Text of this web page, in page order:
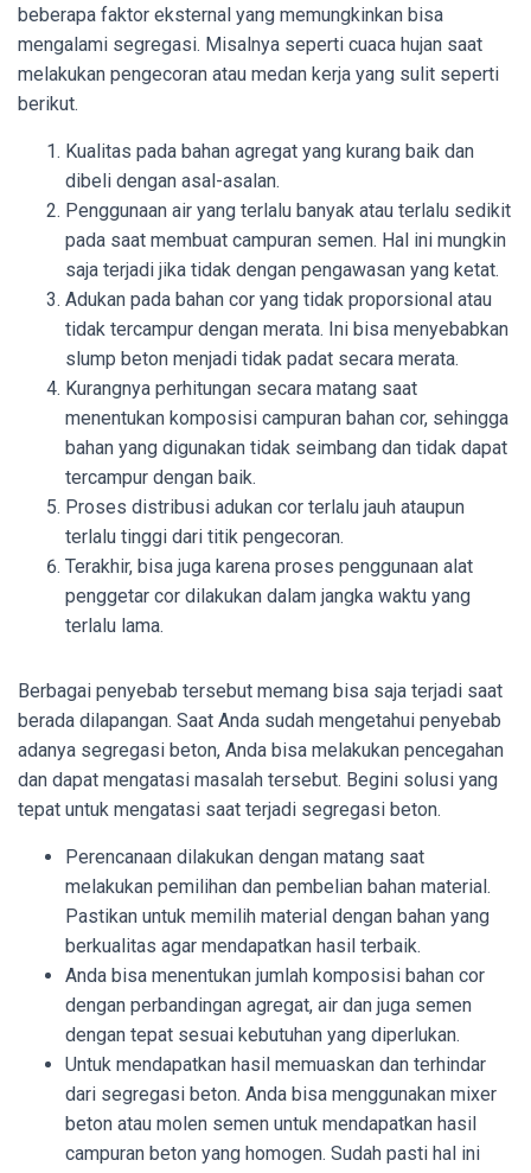
beberapa faktor eksternal yang memungkinkan bisa
mengalami segregasi. Misalnya seperti cuaca hujan saat
melakukan pengecoran atau medan kerja yang sulit seperti
berikut.
Kualitas pada bahan agregat yang kurang baik dan
dibeli dengan asal-asalan.
Penggunaan air yang terlalu banyak atau terlalu sedikit
pada saat membuat campuran semen. Hal ini mungkin
saja terjadi jika tidak dengan pengawasan yang ketat.
Adukan pada bahan cor yang tidak proporsional atau
tidak tercampur dengan merata. Ini bisa menyebabkan
slump beton menjadi tidak padat secara merata.
Kurangnya perhitungan secara matang saat
menentukan komposisi campuran bahan cor, sehingga
bahan yang digunakan tidak seimbang dan tidak dapat
tercampur dengan baik.
Proses distribusi adukan cor terlalu jauh ataupun
terlalu tinggi dari titik pengecoran.
Terakhir, bisa juga karena proses penggunaan alat
penggetar cor dilakukan dalam jangka waktu yang
terlalu lama.
Berbagai penyebab tersebut memang bisa saja terjadi saat
berada dilapangan. Saat Anda sudah mengetahui penyebab
adanya segregasi beton, Anda bisa melakukan pencegahan
dan dapat mengatasi masalah tersebut. Begini solusi yang
tepat untuk mengatasi saat terjadi segregasi beton.
Perencanaan dilakukan dengan matang saat
melakukan pemilihan dan pembelian bahan material.
Pastikan untuk memilih material dengan bahan yang
berkualitas agar mendapatkan hasil terbaik.
Anda bisa menentukan jumlah komposisi bahan cor
dengan perbandingan agregat, air dan juga semen
dengan tepat sesuai kebutuhan yang diperlukan.
Untuk mendapatkan hasil memuaskan dan terhindar
dari segregasi beton. Anda bisa menggunakan mixer
beton atau molen semen untuk mendapatkan hasil
campuran beton yang homogen. Sudah pasti hal ini